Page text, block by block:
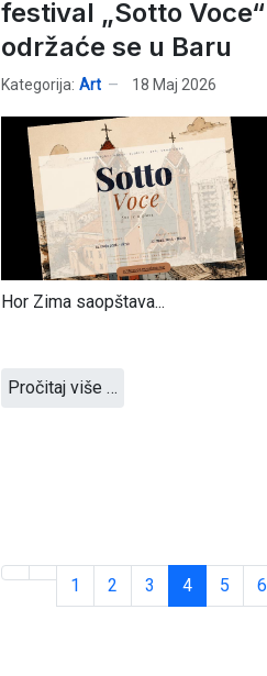
festival „Sotto Voce“
održaće se u Baru
Kategorija: Art 18 Maj 2026
Hor Zima saopštava...
Pročitaj više …
1 2 3 4 5 6